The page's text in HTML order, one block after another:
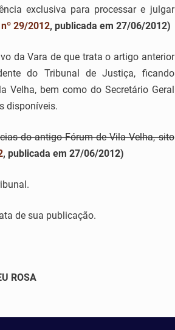
exclusiva para processar e julgar
29/2012, publicada em 27/06/2012)
da Vara de que trata o artigo anterior
do Tribunal de Justiça, ficando
Velha, bem como do Secretário Geral
disponíveis.
do antigo Fórum de Vila Velha, sito
, publicada em 27/06/2012)
de sua publicação.
ROSA